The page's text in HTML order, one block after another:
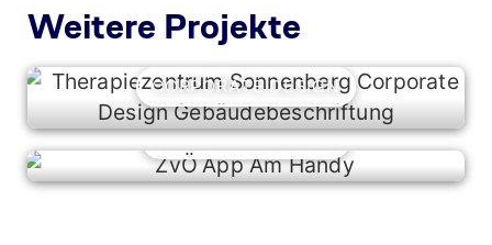
Weitere Projekte
CORPORATE DESIGN
WEBTOOLS & APPS